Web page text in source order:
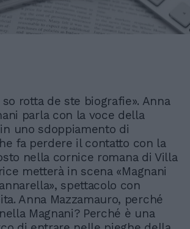
rotta de ste biografie». Anna
parla con la voce della
uno sdoppiamento di
fa perdere il contatto con la
nella cornice romana di Villa
metterà in scena «Magnani
spettacolo con
Anna Mazzamauro, perché
Magnani? Perché è una